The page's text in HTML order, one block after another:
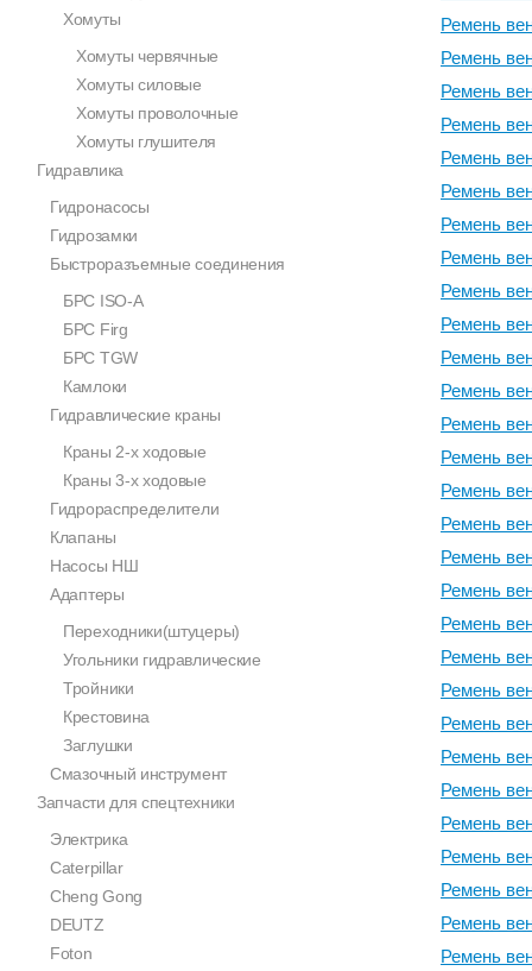
Ремень
Ремень
Ремень
Ремень
Ремень
Ремень
Ремень
Ремень
Ремень
Ремень
Ремень
Ремень
Ремень
Ремень
Ремень
Ремень
Ремень
Ремень
Ремень
Ремень
Ремень
Ремень
Ремень
Ремень
Ремень
Ремень
Ремень
Ремень
Ремень
Хомуты
Хомуты червячные
Хомуты силовые
Хомуты проволочные
Хомуты глушителя
Гидравлика
Гидронасосы
Гидрозамки
Быстроразъемные соединения
БРС ISO-A
БРС Firg
БРС TGW
Камлоки
Гидравлические краны
Краны 2-х ходовые
Краны 3-х ходовые
Гидрораспределители
Клапаны
Насосы НШ
Адаптеры
Переходники(штуцеры)
Угольники гидравлические
Тройники
Крестовина
Заглушки
Смазочный инструмент
Запчасти для спецтехники
Электрика
Caterpillar
Cheng Gong
DEUTZ
Foton